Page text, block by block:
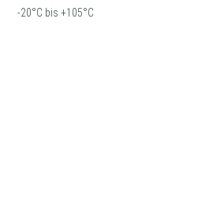
-20°C bis +105°C